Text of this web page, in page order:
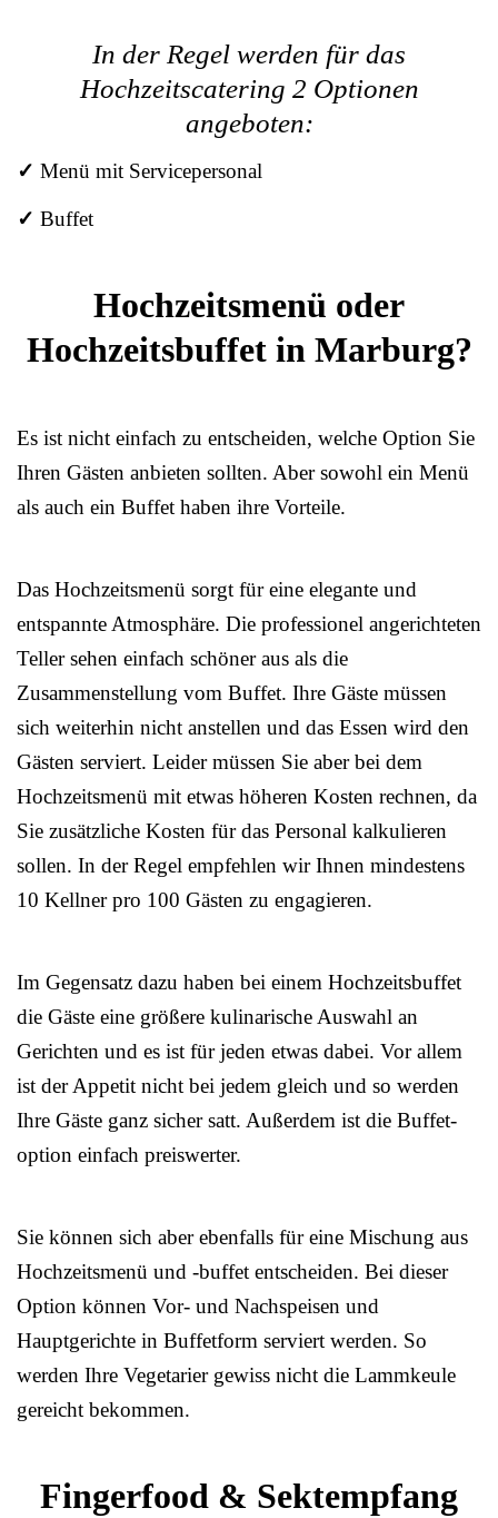
In der Regel werden für das
Hochzeitscatering 2 Optionen
angeboten:
✓ Menü mit Servicepersonal
✓ Buffet
Hochzeitsmenü oder
Hochzeitsbuffet in Marburg?
Es ist nicht einfach zu entscheiden, welche Option Sie
Ihren Gästen anbieten sollten. Aber sowohl ein Menü
als auch ein Buffet haben ihre Vorteile.
Das Hochzeitsmenü sorgt für eine elegante und
entspannte Atmosphäre. Die professionel angerichteten
Teller sehen einfach schöner aus als die
Zusammenstellung vom Buffet. Ihre Gäste müssen
sich weiterhin nicht anstellen und das Essen wird den
Gästen serviert. Leider müssen Sie aber bei dem
Hochzeitsmenü mit etwas höheren Kosten rechnen, da
Sie zusätzliche Kosten für das Personal kalkulieren
sollen. In der Regel empfehlen wir Ihnen mindestens
10 Kellner pro 100 Gästen zu engagieren.
Im Gegensatz dazu haben bei einem Hochzeitsbuffet
die Gäste eine größere kulinarische Auswahl an
Gerichten und es ist für jeden etwas dabei. Vor allem
ist der Appetit nicht bei jedem gleich und so werden
Ihre Gäste ganz sicher satt. Außerdem ist die Buffet-
option einfach preiswerter.
Sie können sich aber ebenfalls für eine Mischung aus
Hochzeitsmenü und -buffet entscheiden. Bei dieser
Option können Vor- und Nachspeisen und
Hauptgerichte in Buffetform serviert werden. So
werden Ihre Vegetarier gewiss nicht die Lammkeule
gereicht bekommen.
Fingerfood & Sektempfang